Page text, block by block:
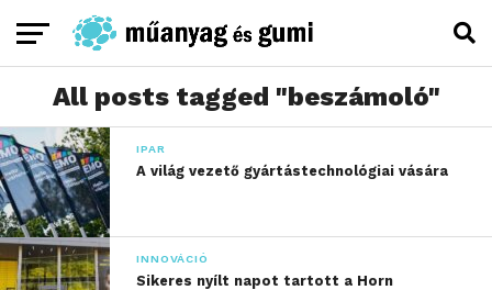
All posts tagged "beszámoló"
IPAR
A világ vezető gyártástechnológiai vására
INNOVÁCIÓ
Sikeres nyílt napot tartott a Horn